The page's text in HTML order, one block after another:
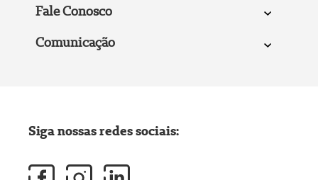
Fale Conosco
Comunicação
Siga nossas redes sociais: